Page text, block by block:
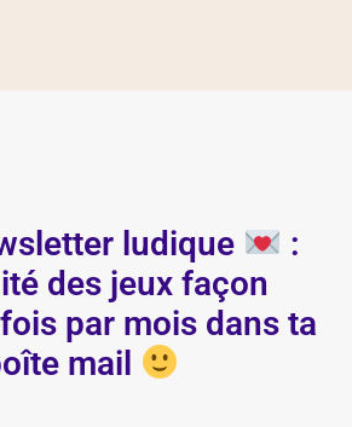
ludique
:
des jeux façon
par mois dans ta
mail